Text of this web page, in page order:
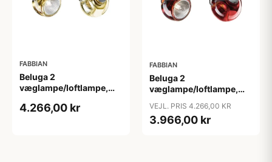
FABBIAN
Beluga 2
væglampe/loftlampe,
4.266,00 kr
FABBIAN
Beluga 2
væglampe/loftlampe,
VEJL. PRIS 4.266,00 KR
3.966,00 kr